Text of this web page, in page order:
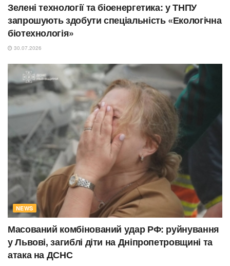
Зелені технології та біоенергетика: у ТНПУ
запрошують здобути спеціальність «Екологічна
біотехнологія»
30.07.2026
NEWS
Масований комбінований удар РФ: руйнування
у Львові, загиблі діти на Дніпропетровщині та
атака на ДСНС